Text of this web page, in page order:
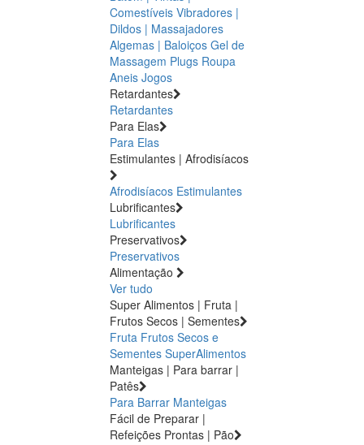
Comestíveis Vibradores |
Dildos | Massajadores
Algemas | Baloiços Gel de
Massagem Plugs Roupa
Aneis Jogos
Retardantes
Retardantes
Para Elas
Para Elas
Estimulantes | Afrodisíacos
Afrodisíacos Estimulantes
Lubrificantes
Lubrificantes
Preservativos
Preservativos
Alimentação
Ver tudo
Super Alimentos | Fruta |
Frutos Secos | Sementes
Fruta Frutos Secos e
Sementes SuperAlimentos
Manteigas | Para barrar |
Patês
Para Barrar Manteigas
Fácil de Preparar |
Refeições Prontas | Pão